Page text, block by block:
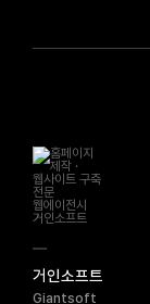
거인소프트
Giantsoft